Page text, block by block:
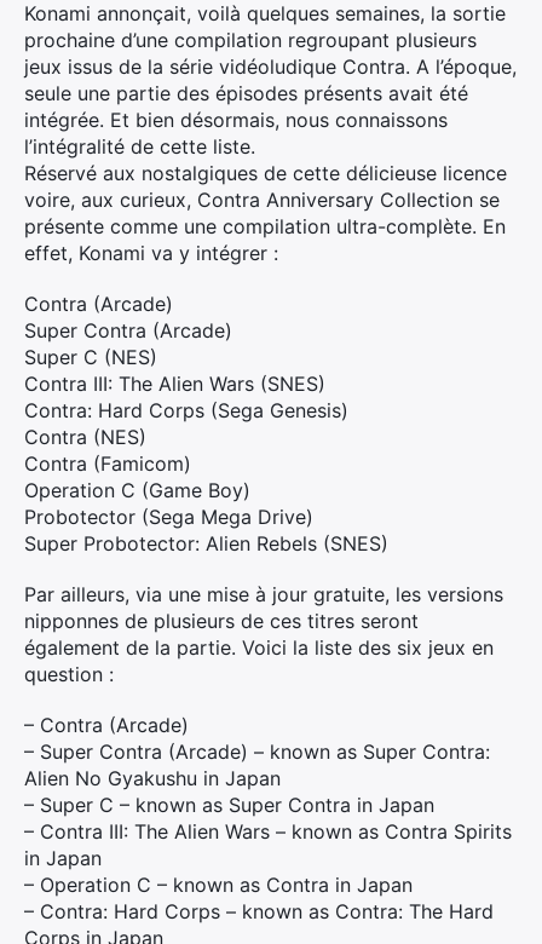
Konami annonçait, voilà quelques semaines, la sortie
prochaine d’une compilation regroupant plusieurs
jeux issus de la série vidéoludique Contra. A l’époque,
seule une partie des épisodes présents avait été
intégrée. Et bien désormais, nous connaissons
l’intégralité de cette liste.
Réservé aux nostalgiques de cette délicieuse licence
voire, aux curieux, Contra Anniversary Collection se
présente comme une compilation ultra-complète. En
effet, Konami va y intégrer :
Contra (Arcade)
Super Contra (Arcade)
Super C (NES)
Contra III: The Alien Wars (SNES)
Contra: Hard Corps (Sega Genesis)
Contra (NES)
Contra (Famicom)
Operation C (Game Boy)
Probotector (Sega Mega Drive)
Super Probotector: Alien Rebels (SNES)
Par ailleurs, via une mise à jour gratuite, les versions
nipponnes de plusieurs de ces titres seront
également de la partie. Voici la liste des six jeux en
question :
– Contra (Arcade)
– Super Contra (Arcade) – known as Super Contra:
Alien No Gyakushu in Japan
– Super C – known as Super Contra in Japan
– Contra III: The Alien Wars – known as Contra Spirits
in Japan
– Operation C – known as Contra in Japan
– Contra: Hard Corps – known as Contra: The Hard
Corps in Japan